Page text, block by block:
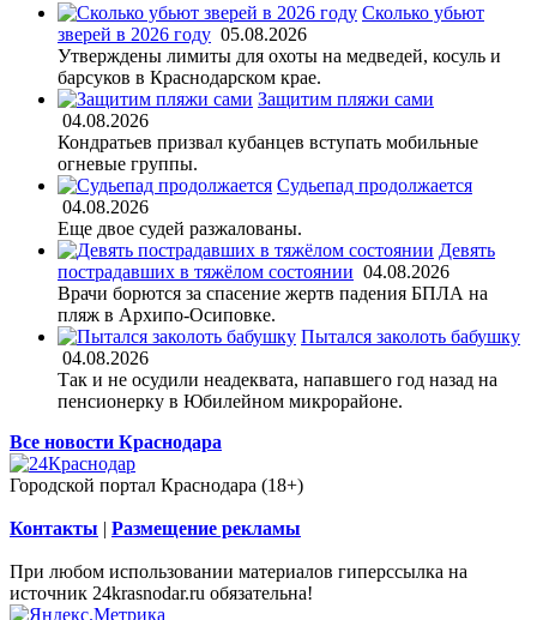
Сколько убьют
зверей в 2026 году 05.08.2026
Утверждены лимиты для охоты на медведей, косуль и
барсуков в Краснодарском крае.
Защитим пляжи сами
04.08.2026
Кондратьев призвал кубанцев вступать мобильные
огневые группы.
Судьепад продолжается
04.08.2026
Еще двое судей разжалованы.
Девять
пострадавших в тяжёлом состоянии 04.08.2026
Врачи борются за спасение жертв падения БПЛА на
пляж в Архипо-Осиповке.
Пытался заколоть бабушку
04.08.2026
Так и не осудили неадеквата, напавшего год назад на
пенсионерку в Юбилейном микрорайоне.
Все новости Краснодара
Городской портал Краснодара (18+)
Контакты | Размещение рекламы
При любом использовании материалов гиперссылка на
источник 24krasnodar.ru обязательна!